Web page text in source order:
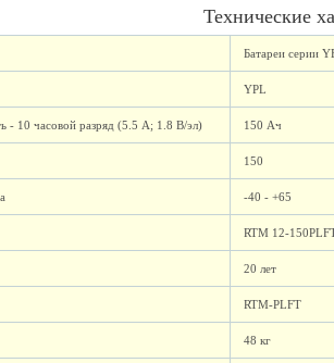
Технические
Батареи серии
YPL
- 10 часовой разряд (5.5 А; 1.8 В/эл) 150 Ач
150
-40 - +65
RTM 12-
20 лет
RTM-PLFT
48 кг